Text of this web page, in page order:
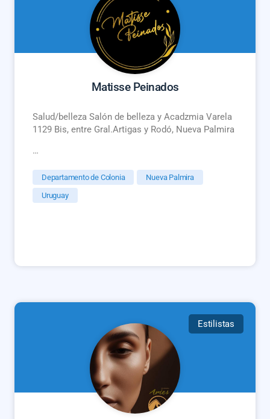
Matisse Peinados
Salud/belleza Salón de belleza y Acadzmia Varela
1129 Bis, entre Gral.Artigas y Rodó, Nueva Palmira
…
Departamento de Colonia
Nueva Palmira
Uruguay
Estilistas